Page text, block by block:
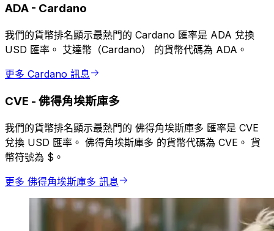
ADA - Cardano
我們的貨幣排名顯示最熱門的 Cardano 匯率是 ADA 兌換
USD 匯率。 艾達幣（Cardano） 的貨幣代碼為 ADA。
更多 Cardano 訊息
CVE - 佛得角埃斯庫多
我們的貨幣排名顯示最熱門的 佛得角埃斯庫多 匯率是 CVE
兌換 USD 匯率。 佛得角埃斯庫多 的貨幣代碼為 CVE。 貨
幣符號為 $。
更多 佛得角埃斯庫多 訊息